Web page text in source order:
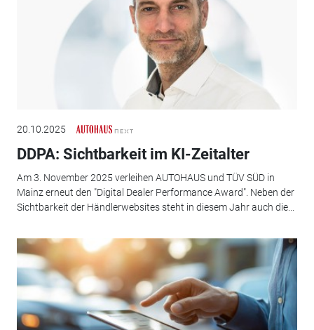
20.10.2025
DDPA: Sichtbarkeit im KI-Zeitalter
Am 3. November 2025 verleihen AUTOHAUS und TÜV SÜD in
Mainz erneut den "Digital Dealer Performance Award". Neben der
Sichtbarkeit der Händlerwebsites steht in diesem Jahr auch die...